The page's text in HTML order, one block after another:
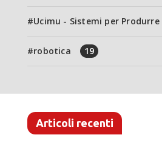
Ucimu - Sistemi per Produrre
robotica 19
Articoli recenti